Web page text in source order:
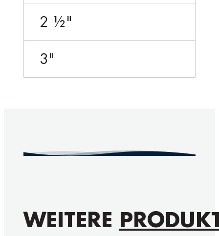
2 ½"
3"
WEITERE